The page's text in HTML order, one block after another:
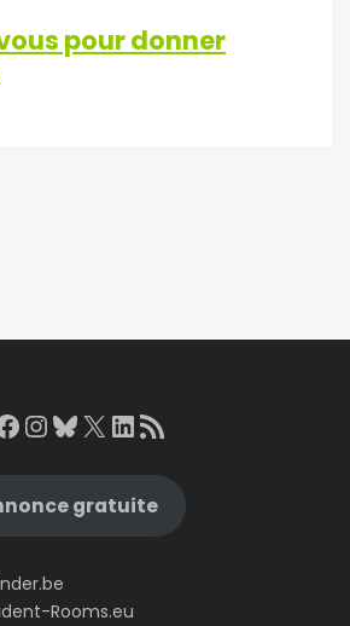
pour donner
Instagram
Bluesky
X LinkedIn
RSS Feed
gratuite
Rooms.eu